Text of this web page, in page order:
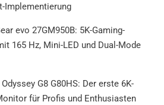
Implementierung
evo 27GM950B: 5K-Gaming-
165 Hz, Mini-LED und Dual-Mode
G8 G80HS: Der erste 6K-
für Profis und Enthusiasten